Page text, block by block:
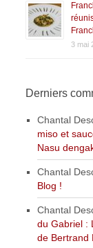
3 mai
Derniers
Chantal
miso et
Nasu
Chantal
Blog !
Chantal
du Gabriel :
de Bertrand